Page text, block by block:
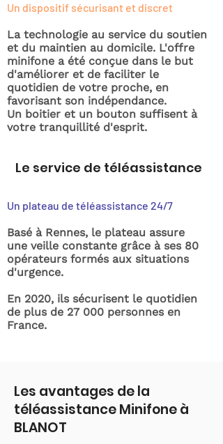
Un dispositif sécurisant et discret
La technologie au service du soutien
et du maintien au domicile. L'offre
minifone a été conçue dans le but
d'améliorer et de faciliter le
quotidien de votre proche, en
favorisant son indépendance.
Un boitier et un bouton suffisent à
votre tranquillité d'esprit.
Le service de téléassistance
Un plateau de téléassistance 24/7
Basé à Rennes, le plateau assure
une veille constante grâce à ses 80
opérateurs formés aux situations
d'urgence.
En 2020, ils sécurisent le quotidien
de plus de 27 000 personnes en
France.
Les avantages de la
téléassistance Minifone à
BLANOT